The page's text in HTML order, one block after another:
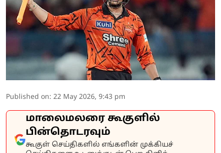
Published on: 22 May 2026, 9:43 pm
மாலைமலரை கூகுளில்
பின்தொடரவும்
கூகுள் செய்திகளில் எங்களின் முக்கியச்